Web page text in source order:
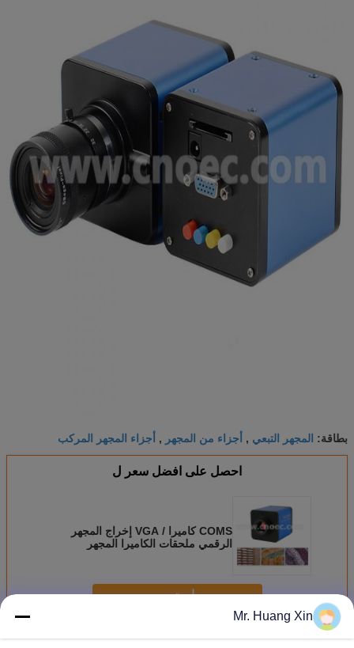
بطاقة: المجهر التبعي , أجزاء من المجهر , أجزاء المجهر المركب
احصل على افضل سعر ل
COMS كاميرا / VGA إخراج المجهر
الرقمي ملحقات الكاميرا المجهر
استمر
أكثراكسسوارات المجهر
Mr. Huang Xin